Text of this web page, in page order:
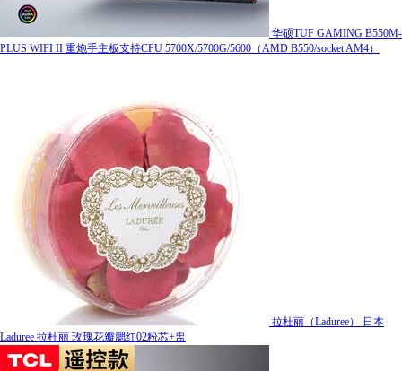
华硕TUF GAMING B550M-
PLUS WIFI II 重炮手主板支持CPU 5700X/5700G/5600（AMD B550/socket AM4）
拉杜丽（Laduree） 日本
Laduree 拉杜丽 玫瑰花瓣腮红02粉芯+盅